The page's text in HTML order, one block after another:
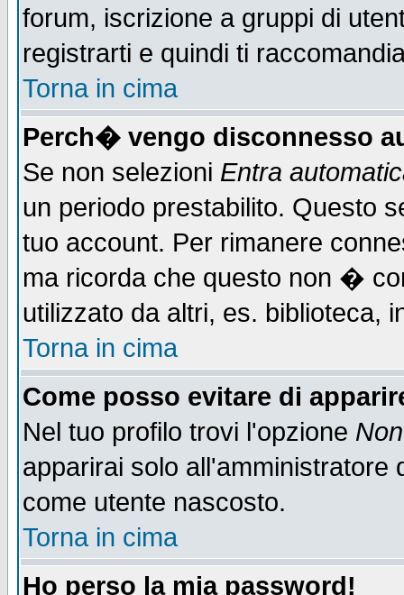
forum, iscrizione a gruppi di
registrarti e quindi ti
Torna in cima
Perch� vengo disconnesso
Se non selezioni Entra
un periodo prestabilito. Questo
tuo account. Per rimanere
ma ricorda che questo non �
utilizzato da altri, es.
Torna in cima
Come posso evitare di
Nel tuo profilo trovi l'opzione
apparirai solo all'amministratore
come utente nascosto.
Torna in cima
Ho perso la mia password!